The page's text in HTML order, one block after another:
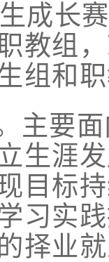
成长
教组
组和
主要
生涯
目标
习实
择业